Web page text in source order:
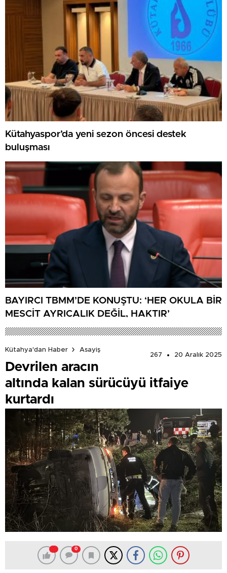
Kütahyaspor’da yeni sezon öncesi destek
buluşması
BAYIRCI TBMM’DE KONUŞTU: ‘HER OKULA BİR
MESCİT AYRICALIK DEĞİL, HAKTIR’
Kütahya'dan Haber
Asayiş
267
20 Aralık 2025
Devrilen aracın
altında kalan sürücüyü itfaiye
kurtardı
0